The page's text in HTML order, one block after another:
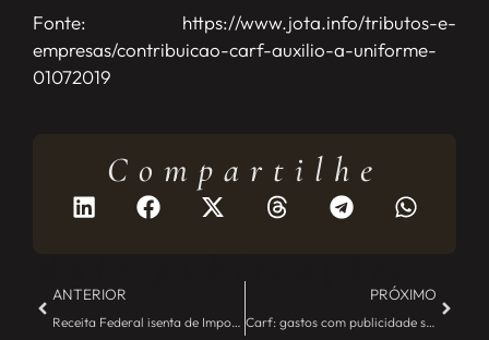
Fonte: https://www.jota.info/tributos-e-
empresas/contribuicao-carf-auxilio-a-uniforme-
01072019
Compartilhe
ANTERIOR
Receita Federal isenta de Imposto de Renda permuta de imóveis – JE Camargo
PRÓXIMO
Carf: gastos com publicidade são insumos e geram créditos de PIS/Cofins – JE Camargo